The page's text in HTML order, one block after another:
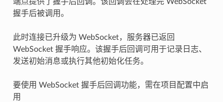
握手后被调用。
此时连接已升级为 WebSocket，服务器已返回
WebSocket 握手响应。该握手后回调可用于记录日志、
发送初始消息或执行其他初始化任务。
要使用 WebSocket 握手后回调功能，需在项目配置中启
用